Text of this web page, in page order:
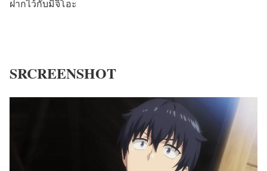
ฝากไว้กับมิจิโอะ
SRCREENSHOT